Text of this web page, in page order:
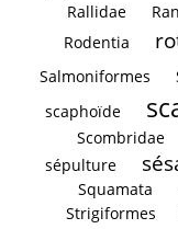
Rallidae
Rodentia
Salmoniformes
scaphoïde
Scombridae
sépulture
Squamata
Strigiformes